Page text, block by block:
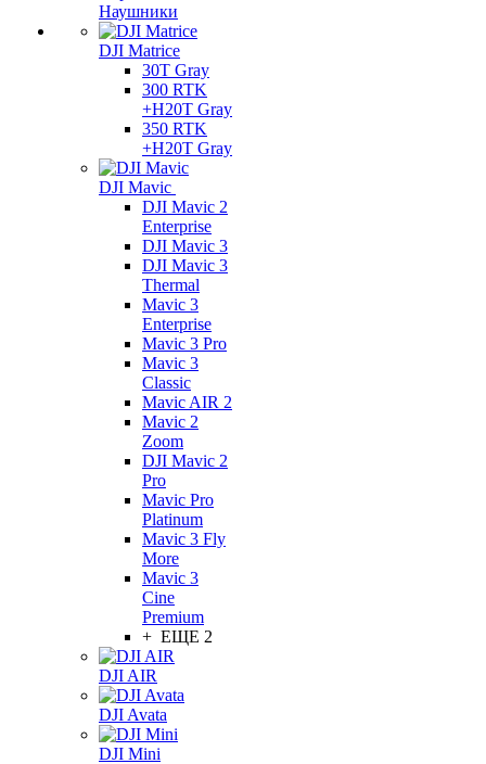
Наушники
DJI Matrice
30T Gray
300 RTK
+H20T Gray
350 RTK
+H20T Gray
DJI Mavic
DJI Mavic 2
Enterprise
DJI Mavic 3
DJI Mavic 3
Thermal
Mavic 3
Enterprise
Mavic 3 Pro
Mavic 3
Сlassic
Mavic AIR 2
Mavic 2
Zoom
DJI Mavic 2
Pro
Mavic Pro
Platinum
Mavic 3 Fly
More
Mavic 3
Cine
Premium
+ ЕЩЕ 2
DJI AIR
DJI Avata
DJI Mini